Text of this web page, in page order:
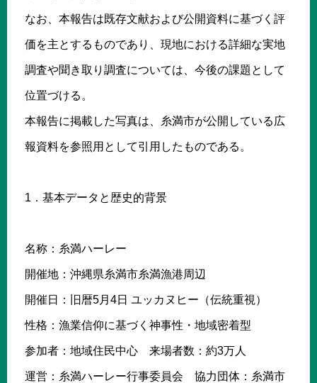
なお、本報告は既存文献および公開資料に基づく評
価を主とするものであり、現地における詳細な実地
調査や聞き取り調査については、今後の課題として
位置づける。
本報告に掲載した写真は、糸満市が公開している広
報資料を参照用として引用したものである。
1．基本データと歴史的背景
名称：糸満ハーレー
開催地：沖縄県糸満市糸満漁港周辺
開催日：旧暦5月4日 ユッカヌヒー（伝統重視）
性格：漁業信仰に基づく神事性・地域密着型
参加者：地域住民中心 来場者数：約3万人
運営：糸満ハーレー行事委員会 協力団体：糸満市